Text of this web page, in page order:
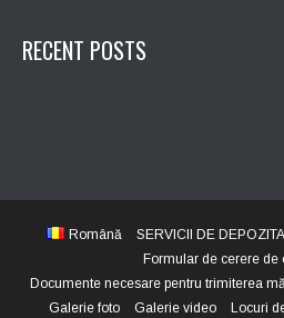
RECENT POSTS
Română SERVICII DE
Formular de cerere de
Documente necesare pentru trimiterea
Galerie foto
Galerie video Locuri